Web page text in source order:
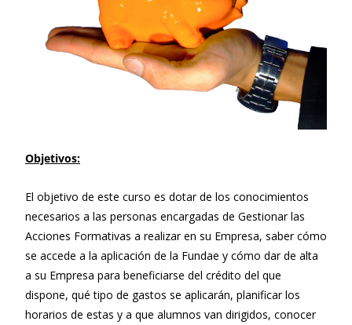
Objetivos:
El objetivo de este curso es dotar de los conocimientos
necesarios a las personas encargadas de Gestionar las
Acciones Formativas a realizar en su Empresa, saber cómo
se accede a la aplicación de la Fundae y cómo dar de alta
a su Empresa para beneficiarse del crédito del que
dispone, qué tipo de gastos se aplicarán, planificar los
horarios de estas y a que alumnos van dirigidos, conocer